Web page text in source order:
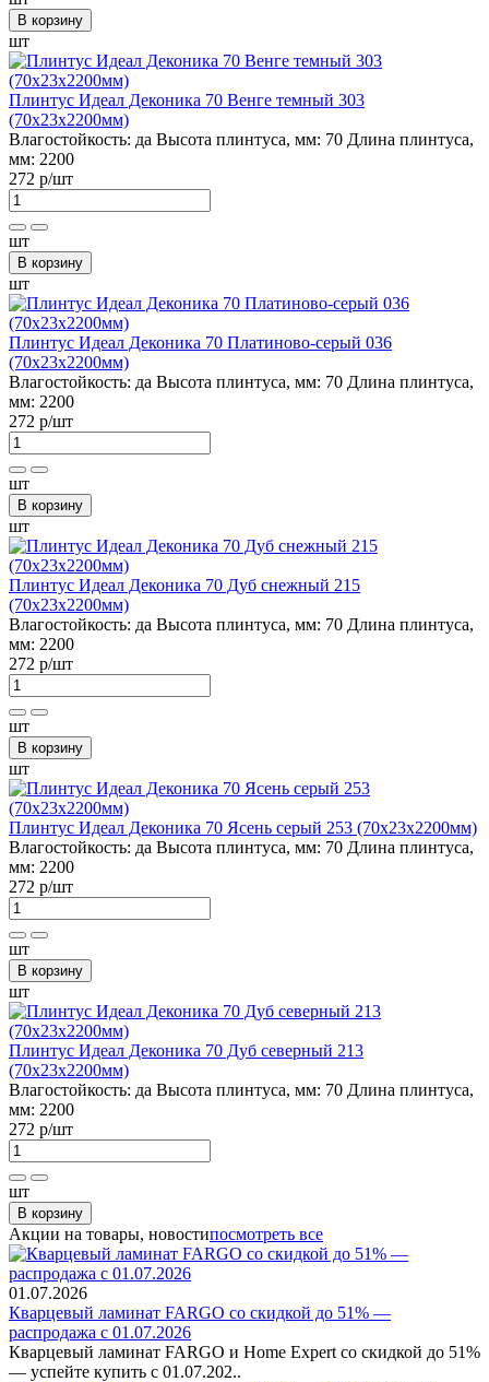
В корзину
шт
Плинтус Идеал Деконика 70 Венге темный 303
(70х23х2200мм)
Влагостойкость: да Высота плинтуса, мм: 70 Длина плинтуса,
мм: 2200
272 р/шт
шт
В корзину
шт
Плинтус Идеал Деконика 70 Платиново-серый 036
(70х23х2200мм)
Влагостойкость: да Высота плинтуса, мм: 70 Длина плинтуса,
мм: 2200
272 р/шт
шт
В корзину
шт
Плинтус Идеал Деконика 70 Дуб снежный 215
(70х23х2200мм)
Влагостойкость: да Высота плинтуса, мм: 70 Длина плинтуса,
мм: 2200
272 р/шт
шт
В корзину
шт
Плинтус Идеал Деконика 70 Ясень серый 253 (70х23х2200мм)
Влагостойкость: да Высота плинтуса, мм: 70 Длина плинтуса,
мм: 2200
272 р/шт
шт
В корзину
шт
Плинтус Идеал Деконика 70 Дуб северный 213
(70х23х2200мм)
Влагостойкость: да Высота плинтуса, мм: 70 Длина плинтуса,
мм: 2200
272 р/шт
шт
В корзину
Акции на товары, новостипосмотреть все
01.07.2026
Кварцевый ламинат FARGO со скидкой до 51% —
распродажа с 01.07.2026
Кварцевый ламинат FARGO и Home Expert со скидкой до 51%
— успейте купить с 01.07.202..